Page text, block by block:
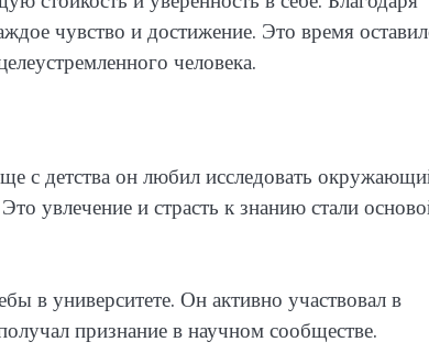
чувство и достижение. Это время
человека.
с детства он любил исследовать
увлечение и страсть к знанию стали
в университете. Он активно участвовал в
признание в научном сообществе.